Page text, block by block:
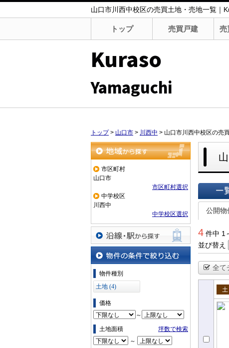
山口市川西中校区の売買土地・売地一覧｜
トップ 売買戸建 売
Kuraso
Yamaguchi
トップ> 山口市 > 川西中 > 山口市川西中校区の売
地域から探す
市区町村
山口市
市区町村選択
中学校区
川西中
中学校区選択
沿線・駅から探す
物件の条件で絞り込む
物件種別
土地 (4)
価格
～
土地面積
坪数で検索
～
一覧で表
公開物
4 件中 1
並び替え
全て
売